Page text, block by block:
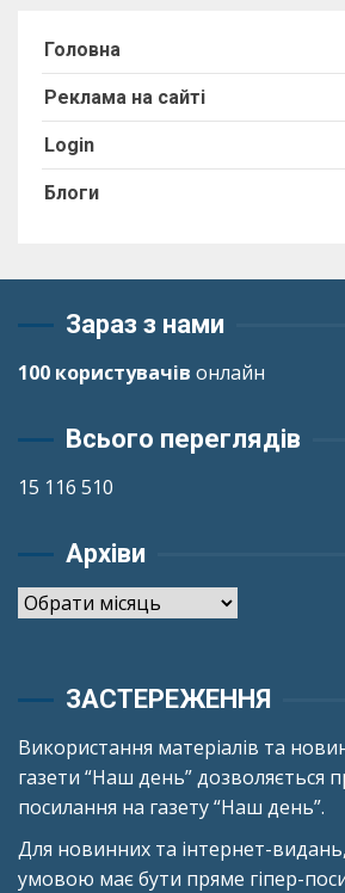
Головна
Реклама на сайті
Login
Блоги
Зараз з нами
100 користувачів онлайн
Всього переглядів
15 116 510
Архіви
Архіви
ЗАСТЕРЕЖЕННЯ
Використання матеріалів та
газети “Наш день” дозволяється
посилання на газету “Наш день”.
Для новинних та інтернет-
умовою має бути пряме гіпер-